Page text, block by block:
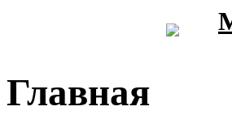
Главная